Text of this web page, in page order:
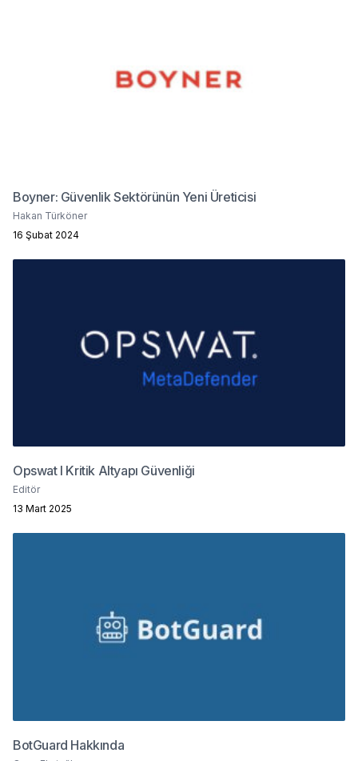
Boyner: Güvenlik Sektörünün Yeni Üreticisi
Hakan Türköner
16 Şubat 2024
Opswat I Kritik Altyapı Güvenliği
Editör
13 Mart 2025
BotGuard Hakkında